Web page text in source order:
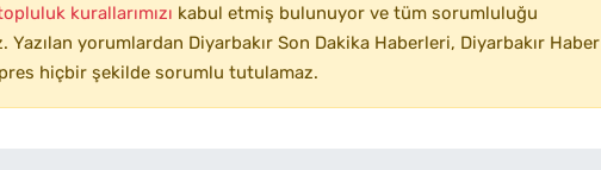
kurallarımızı kabul etmiş bulunuyor ve tüm sorumluluğu
yorumlardan Diyarbakır Son Dakika Haberleri, Diyarbakır Haber |
hiçbir şekilde sorumlu tutulamaz.